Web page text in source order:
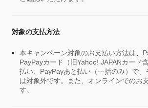
対象の支払方法
本キャンペーン対象のお支払い方法は、
PayPayカード（旧Yahoo! JAPANカード
払い、PayPayあと払い（一括のみ）で
は対象外です。また、オンラインでのお
す。